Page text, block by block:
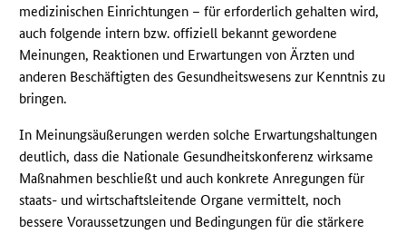
medizinischen Einrichtungen – für erforderlich gehalten wird,
auch folgende intern bzw. offiziell bekannt gewordene
Meinungen, Reaktionen und Erwartungen von Ärzten und
anderen Beschäftigten des Gesundheitswesens zur Kenntnis zu
bringen.
In Meinungsäußerungen werden solche Erwartungshaltungen
deutlich, dass die Nationale Gesundheitskonferenz wirksame
Maßnahmen beschließt und auch konkrete Anregungen für
staats- und wirtschaftsleitende Organe vermittelt, noch
bessere Voraussetzungen und Bedingungen für die stärkere